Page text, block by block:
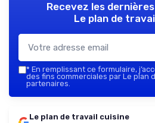
Recevez les
Le plan de
* En remplissant ce formulaire,
des fins commerciales par Le plan
partenaires.
Le plan de travail cuisine